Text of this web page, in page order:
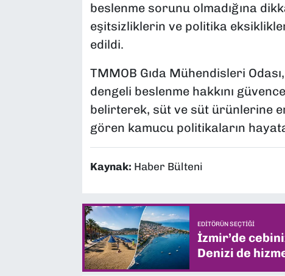
beslenme sorunu olmadığına
eşitsizliklerin ve politika
edildi.
TMMOB Gıda Mühendisleri
dengeli beslenme hakkını
belirterek, süt ve süt ürünlerine
gören kamucu politikaların
Kaynak: Haber Bülteni
EDITÖRÜN SEÇTIĞI
İzmir’de
Denizi de